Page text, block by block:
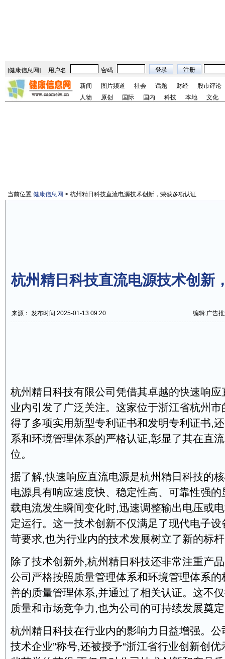
[健康信息网] 用户名: 密码:
新闻 图片频道 社会 话题 财经
股市评论
人物
原创 国际 国内 科技 本地 文化
当前位置:健康信息网 > 杭州精日科技直流电源技术创新，荣获多项认证
杭州精日科技直流电源技术创新
来源： 发布时间 2025-01-13 09:20 编辑:广告
杭州精日科技有限公司凭借其卓越的快速响
业内引发了广泛关注。这家位于浙江省杭州
得了多项实用新型专利证书和发明专利证书,
系和环境管理体系的严格认证,彰显了其在直
位。
据了解,快速响应直流电源是杭州精日科技的
电源具有响应速度快、稳定性高、可靠性强
载电流发生瞬间变化时,迅速调整输出电压或
定运行。这一技术创新不仅满足了现代电子
苛要求,也为行业内的技术发展树立了新的标
除了技术创新外,杭州精日科技还非常注重产
公司严格按照质量管理体系和环境管理体系
善的质量管理体系,并通过了相关认证。这不
质量和市场竞争力,也为公司的可持续发展奠
杭州精日科技在行业内的影响力日益增强。公
技术企业”称号,还被授予“浙江省行业创新创优